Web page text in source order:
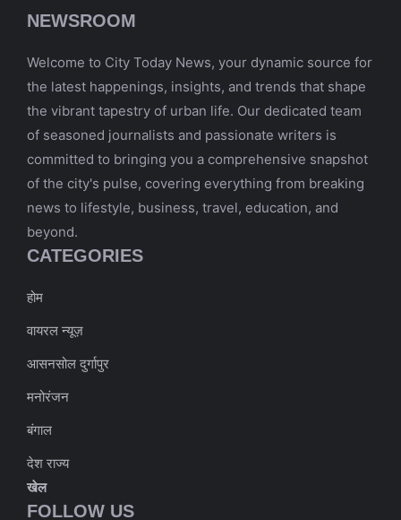
NEWSROOM
Welcome to City Today News, your dynamic source for
the latest happenings, insights, and trends that shape
the vibrant tapestry of urban life. Our dedicated team
of seasoned journalists and passionate writers is
committed to bringing you a comprehensive snapshot
of the city's pulse, covering everything from breaking
news to lifestyle, business, travel, education, and
beyond.
CATEGORIES
होम
वायरल न्यूज़
आसनसोल दुर्गापुर
मनोरंजन
बंगाल
देश राज्य
खेल
FOLLOW US